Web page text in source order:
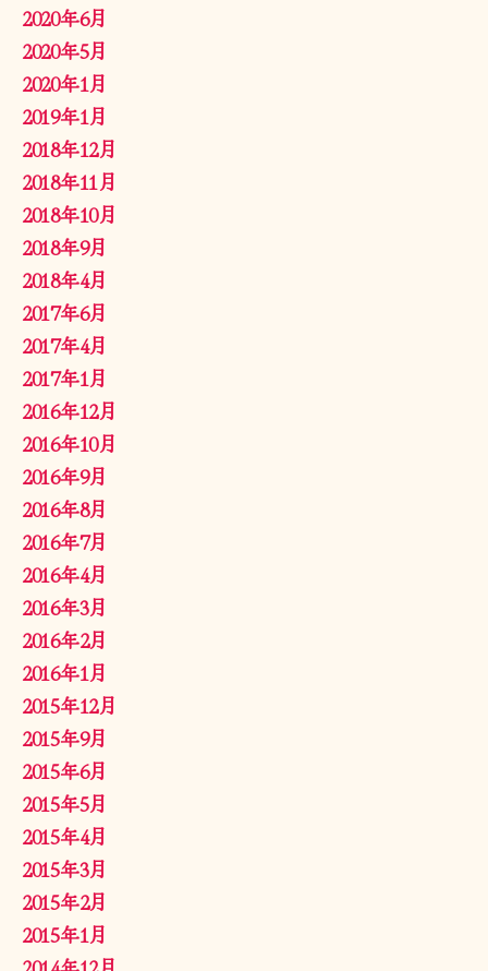
2020年6月
2020年5月
2020年1月
2019年1月
2018年12月
2018年11月
2018年10月
2018年9月
2018年4月
2017年6月
2017年4月
2017年1月
2016年12月
2016年10月
2016年9月
2016年8月
2016年7月
2016年4月
2016年3月
2016年2月
2016年1月
2015年12月
2015年9月
2015年6月
2015年5月
2015年4月
2015年3月
2015年2月
2015年1月